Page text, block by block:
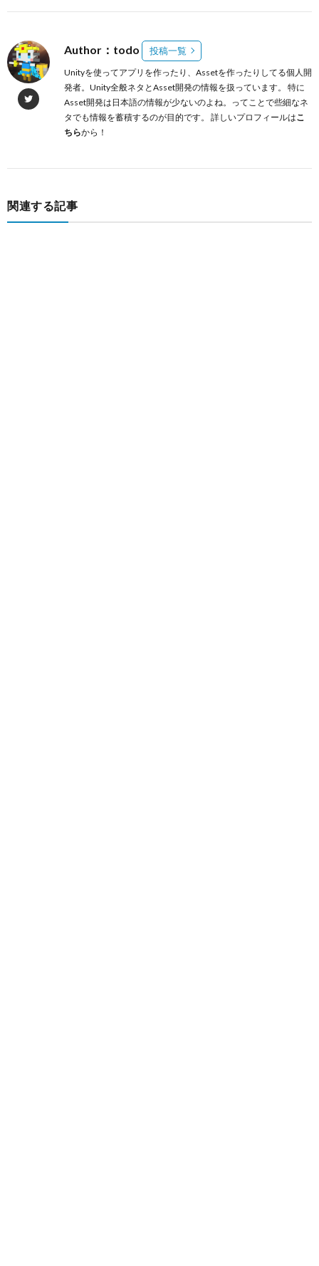
Author：todo 投稿一覧
Unityを使ってアプリを作ったり、Assetを作ったりしてる個人開
発者。Unity全般ネタとAsset開発の情報を扱っています。 特に
Asset開発は日本語の情報が少ないのよね。ってことで些細なネ
タでも情報を蓄積するのが目的です。 詳しいプロフィールはこ
ちらから！
関連する記事